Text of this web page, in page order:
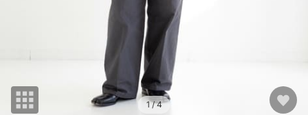
1/ 4